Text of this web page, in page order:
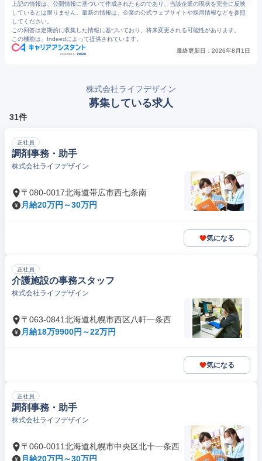
10
https://lifedesign-gr.jp/relays/download/1/1/44/623/?file=%2Ffiles%2Flibs%2F623%2F%2F201801092106471571.pdf
上記の情報は、公開情報に基づいて作成されたものであり、当該企業の現状を完全に反映
しているとは限りません。最新の情報は、企業の公式ウェブサイトや採用情報などを参照
してください。
この回答は定期的に収集した情報に基づいており、将来変更される可能性があります。
この機能は、Indeedによって提供されています。
最終更新日： 2026年8月1日
株式会社ライフデザイン
募集している求人
31件
正社員
調剤事務・助手
株式会社ライフデザイン
〒080-0017北海道帯広市西七条南
月給20万円～30万円
気になる
正社員
介護施設の事務スタッフ
株式会社ライフデザイン
〒063-0841北海道札幌市西区八軒一条西
月給18万9900円～22万円
気になる
正社員
調剤事務・助手
株式会社ライフデザイン
〒060-0011北海道札幌市中央区北十一条西
月給20万円～30万円